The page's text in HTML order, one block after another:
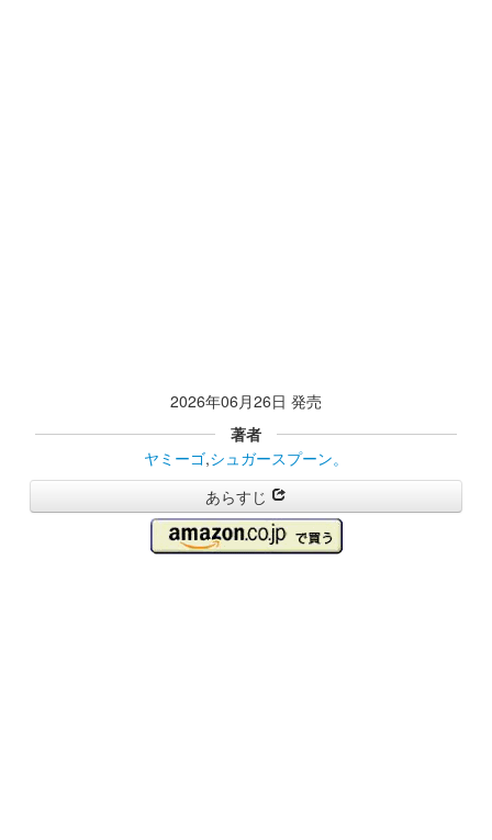
2026年06月26日 発売
著者
ヤミーゴ,シュガースプーン。
あらすじ